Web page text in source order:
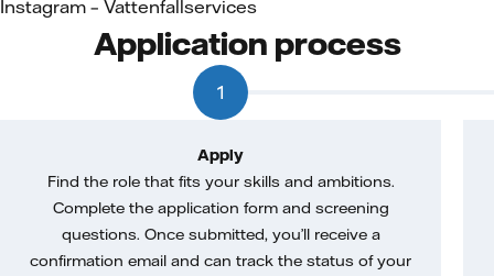
Instagram – Vattenfallservices
Application process
1
Apply
Find the role that fits your skills and ambitions.
Complete the application form and screening
questions. Once submitted, you’ll receive a
confirmation email and can track the status of your